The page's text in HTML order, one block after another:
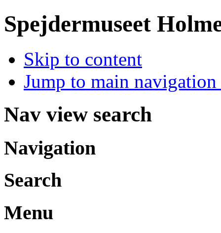
Spejdermuseet
Skip to content
Jump to main
Nav view search
Navigation
Search
Menu